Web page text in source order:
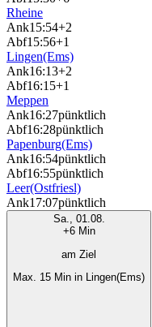
Rheine
Ank15:54+2
Abf15:56+1
Lingen(Ems)
Ank16:13+2
Abf16:15+1
Meppen
Ank16:27pünktlich
Abf16:28pünktlich
Papenburg(Ems)
Ank16:54pünktlich
Abf16:55pünktlich
Leer(Ostfriesl)
Ank17:07pünktlich
Sa., 01.08.
+6 Min
am Ziel
Max. 15 Min in Lingen(Ems)